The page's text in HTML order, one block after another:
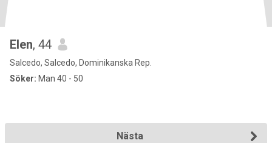
Elen, 44
Salcedo, Salcedo, Dominikanska Rep.
Söker: Man 40 - 50
Nästa